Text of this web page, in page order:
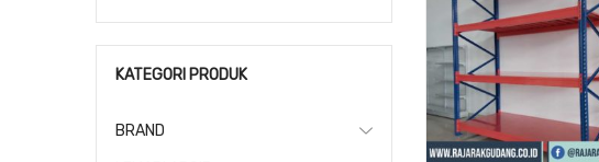
KATEGORI PRODUK
BRAND